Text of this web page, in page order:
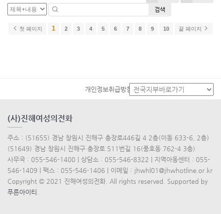
검색
첫 페이지 1 2 3 4 5 6 7 8 9 10 끝 페이지
개인정보취급방침
(사)진해여성의전화
주소 : (51655) 경남 창원시 진해구 충장로446길 4 2층(이동 633-6, 2층)
(51649) 경남 창원시 진해구 충장로 511번길 16(풍호동 762-4 3층)
사무국 : 055-546-1400 | 상담소 : 055-546-8322 | 지역아동센터 : 055-
546-1409 | 팩스 : 055-546-1406 | 이메일 : jhwhl01@jhwhotline.or.kr
Copyright © 2021 진해여성의전화. All rights reserved. Supported by
푸른아이티